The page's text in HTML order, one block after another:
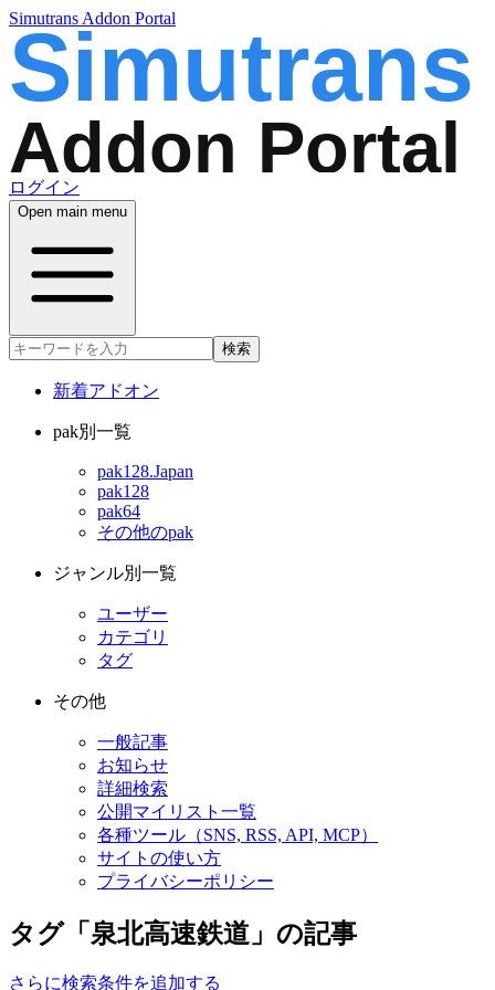
Simutrans Addon Portal
ログイン
Open main menu
検索
新着アドオン
pak別一覧
pak128.Japan
pak128
pak64
その他のpak
ジャンル別一覧
ユーザー
カテゴリ
タグ
その他
一般記事
お知らせ
詳細検索
公開マイリスト一覧
各種ツール（SNS, RSS, API, MCP）
サイトの使い方
プライバシーポリシー
タグ「泉北高速鉄道」の記事
さらに検索条件を追加する